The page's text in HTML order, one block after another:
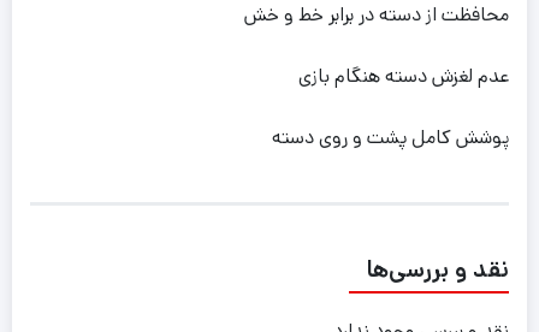
محافظت از دسته در برابر خط و خش
عدم لغزش دسته هنگام بازی
پوشش کامل پشت و روی دسته
نقد و بررسی‌ها